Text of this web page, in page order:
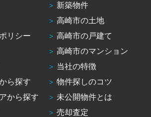
リシー
ら探す
から探す
新築物件
高崎市の土地
高崎市の戸建て
高崎市のマンション
当社の特徴
物件探しのコツ
未公開物件とは
売却査定